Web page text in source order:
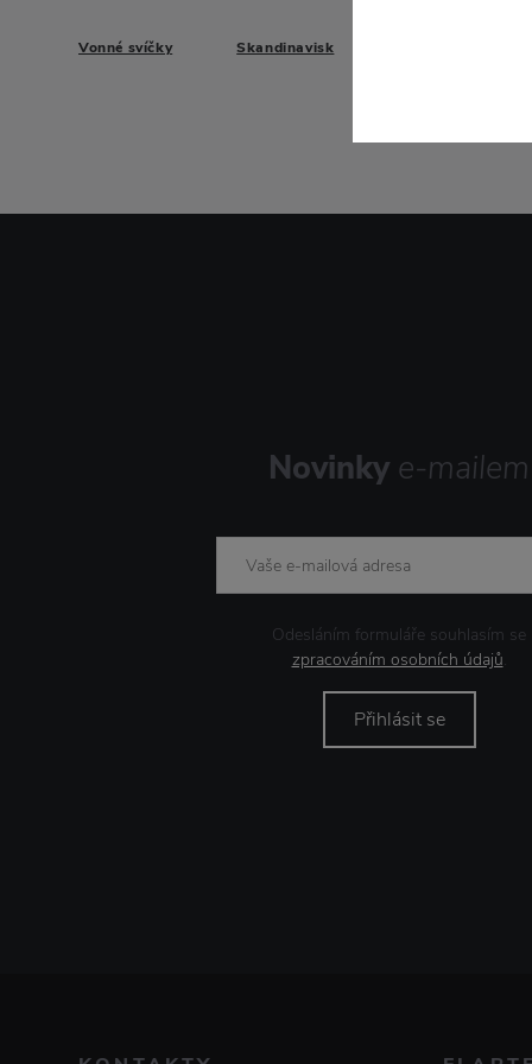
Vonné svíčky Skandinavisk
Novinky e-mailem
Odesláním formuláře souhlasím se
zpracováním osobních údajů.
Přihlásit se